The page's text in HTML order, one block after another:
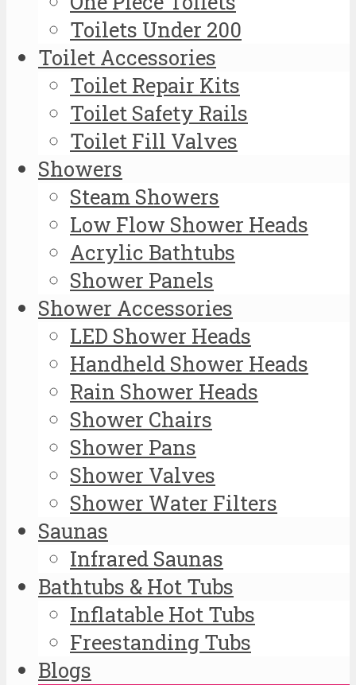
Toilets Under 200
Toilet Accessories
Toilet Repair Kits
Toilet Safety Rails
Toilet Fill Valves
Showers
Steam Showers
Low Flow Shower Heads
Acrylic Bathtubs
Shower Panels
Shower Accessories
LED Shower Heads
Handheld Shower Heads
Rain Shower Heads
Shower Chairs
Shower Pans
Shower Valves
Shower Water Filters
Saunas
Infrared Saunas
Bathtubs & Hot Tubs
Inflatable Hot Tubs
Freestanding Tubs
Blogs